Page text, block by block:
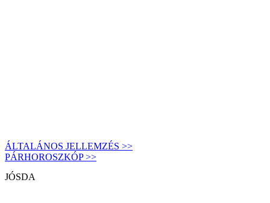
ÁLTALÁNOS JELLEMZÉS >>
PÁRHOROSZKÓP >>
JÓSDA